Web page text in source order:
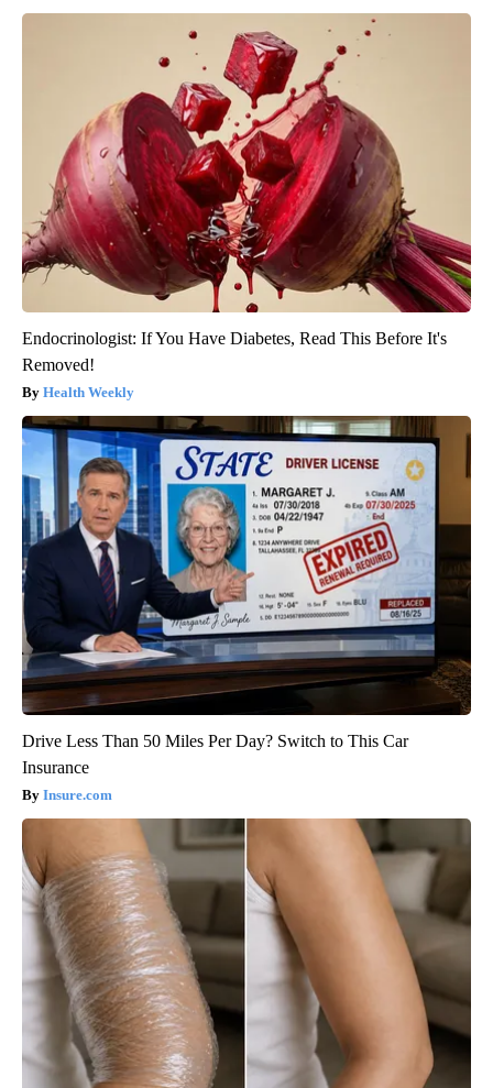
Endocrinologist: If You Have Diabetes, Read This Before It's
Removed!
Health Weekly
Drive Less Than 50 Miles Per Day? Switch to This Car
Insurance
Insure.com